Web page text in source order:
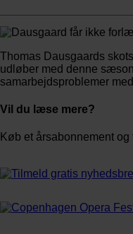
Thomas Dausgaards
udløber med denne
samarbejdsproblemer
Vil du læse mere?
Køb et årsabonnement